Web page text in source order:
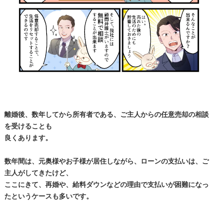
離婚後、数年してから所有者である、ご主人からの任意売却の相談
を受けることも
良くあります。
数年間は、元奥様やお子様が居住しながら、ローンの支払いは、ご
主人がしてきたけど、
ここにきて、再婚や、給料ダウンなどの理由で支払いが困難になっ
たというケースも多いです。